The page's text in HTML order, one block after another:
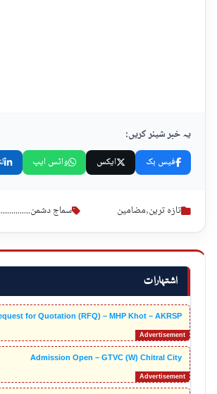
اشتہارات
for Quotation (RFQ) – MHP Khot – AKRSP
Admission Open – GTVC (W) Chitral City
یہ خبر شیئر کریں:
فیس بک ایکس واٹس ایپ
تازہ ترین,مضامین سماج